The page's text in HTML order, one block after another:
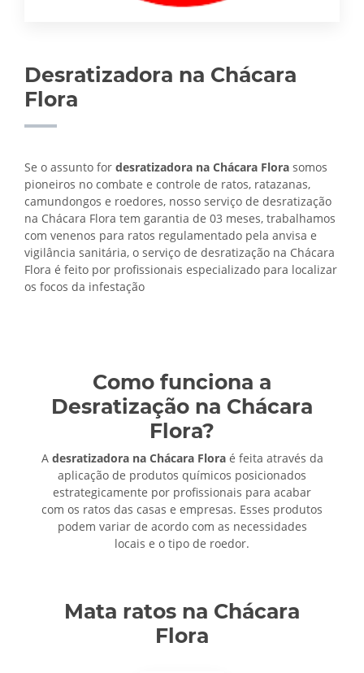
Desratizadora na Chácara
Flora
Se o assunto for desratizadora na Chácara Flora somos
pioneiros no combate e controle de ratos, ratazanas,
camundongos e roedores, nosso serviço de desratização
na Chácara Flora tem garantia de 03 meses, trabalhamos
com venenos para ratos regulamentado pela anvisa e
vigilância sanitária, o serviço de desratização na Chácara
Flora é feito por profissionais especializado para localizar
os focos da infestação
Como funciona a
Desratização na Chácara
Flora?
A desratizadora na Chácara Floraé feita através da
aplicação de produtos químicos posicionados
estrategicamente por profissionais para acabar
com os ratos das casas e empresas. Esses produtos
podem variar de acordo com as necessidades
locais e o tipo de roedor.
Mata ratos na Chácara
Flora